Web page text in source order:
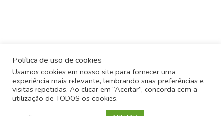
Política de uso de cookies
Usamos cookies em nosso site para fornecer uma
experiência mais relevante, lembrando suas preferências e
visitas repetidas. Ao clicar em “Aceitar”, concorda com a
utilização de TODOS os cookies.